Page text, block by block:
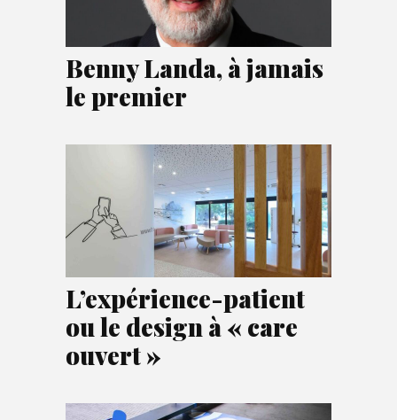
Benny Landa, à jamais
le premier
L’expérience-patient
ou le design à « care
ouvert »